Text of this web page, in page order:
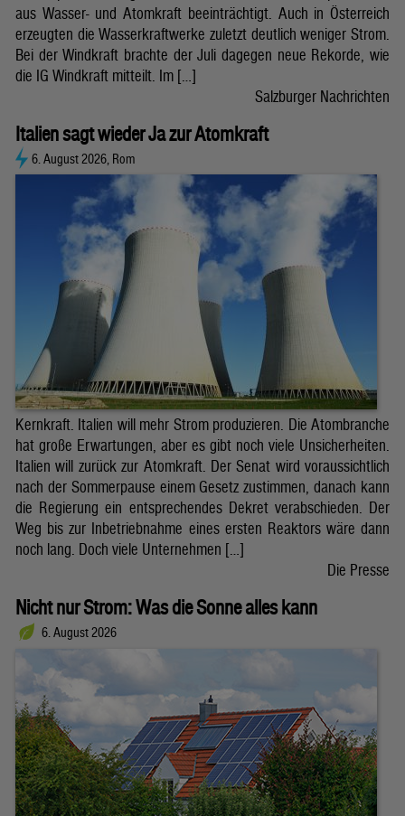
aus Wasser- und Atomkraft beeinträchtigt. Auch in Österreich
erzeugten die Wasserkraftwerke zuletzt deutlich weniger Strom.
Bei der Windkraft brachte der Juli dagegen neue Rekorde, wie
die IG Windkraft mitteilt. Im […]
Salzburger Nachrichten
Italien sagt wieder Ja zur Atomkraft
6. August 2026, Rom
Kernkraft. Italien will mehr Strom produzieren. Die Atombranche
hat große Erwartungen, aber es gibt noch viele Unsicherheiten.
Italien will zurück zur Atomkraft. Der Senat wird voraussichtlich
nach der Sommerpause einem Gesetz zustimmen, danach kann
die Regierung ein entsprechendes Dekret verabschieden. Der
Weg bis zur Inbetriebnahme eines ersten Reaktors wäre dann
noch lang. Doch viele Unternehmen […]
Die Presse
Nicht nur Strom: Was die Sonne alles kann
6. August 2026